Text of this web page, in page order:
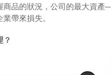
商品的狀況，公司的最大資產─
帶來損失。
？